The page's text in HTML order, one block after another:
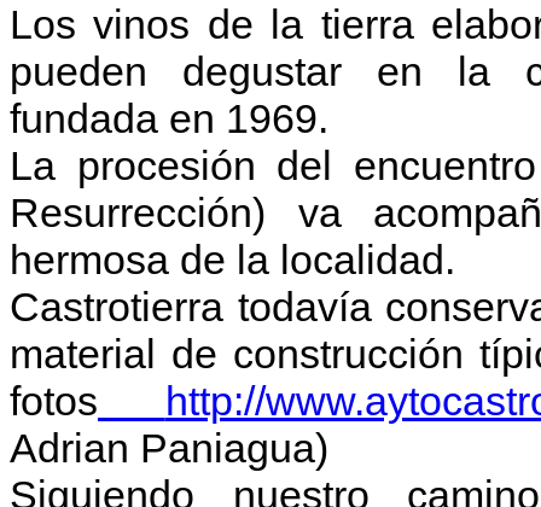
Los vinos de la tierra
pueden degustar en la
fundada en 1969.
La procesión del
Resurrección) va
hermosa de la localidad.
Castrotierra todavía
material de construcción
fotos
http://
Adrian Paniagua)
Siguiendo nuestro